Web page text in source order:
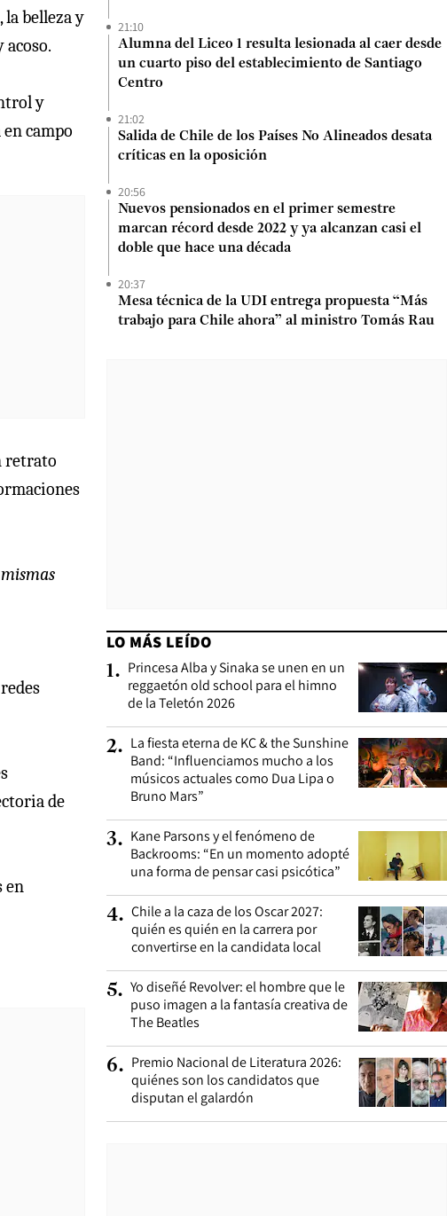
belleza y
y
campo
retrato
de
en
21:10
Alumna del Liceo 1 resulta lesionada al caer desde
un cuarto piso del establecimiento de Santiago
Centro
21:02
Salida de Chile de los Países No Alineados desata
críticas en la oposición
20:56
Nuevos pensionados en el primer semestre
marcan récord desde 2022 y ya alcanzan casi el
doble que hace una década
20:37
Mesa técnica de la UDI entrega propuesta “Más
trabajo para Chile ahora” al ministro Tomás Rau
LO MÁS LEÍDO
1. Princesa Alba y Sinaka se unen en un
reggaetón old school para el himno
de la Teletón 2026
2. La fiesta eterna de KC & the Sunshine
Band: “Influenciamos mucho a los
músicos actuales como Dua Lipa o
Bruno Mars”
3. Kane Parsons y el fenómeno de
Backrooms: “En un momento adopté
una forma de pensar casi psicótica”
4. Chile a la caza de los Oscar 2027:
quién es quién en la carrera por
convertirse en la candidata local
5. Yo diseñé Revolver: el hombre que le
puso imagen a la fantasía creativa de
The Beatles
6. Premio Nacional de Literatura 2026:
quiénes son los candidatos que
disputan el galardón